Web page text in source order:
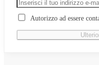
Autorizzo ad essere